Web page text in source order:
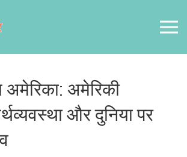
अमेरिकी
और दुनिया पर